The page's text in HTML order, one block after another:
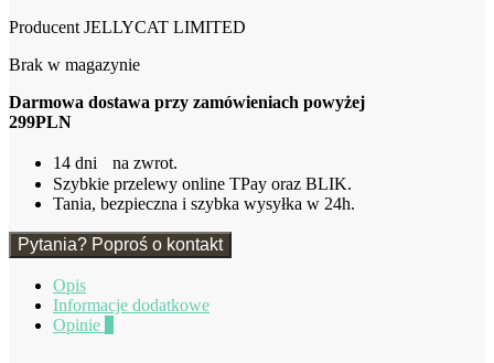
Producent JELLYCAT LIMITED
Brak w magazynie
Darmowa dostawa przy zamówieniach powyżej
299PLN
14 dni na zwrot.
Szybkie przelewy online TPay oraz BLIK.
Tania, bezpieczna i szybka wysyłka w 24h.
Pytania? Poproś o kontakt
Opis
Informacje dodatkowe
Opinie